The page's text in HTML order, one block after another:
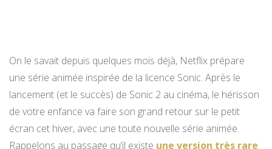
On le savait depuis quelques mois déjà, Netflix prépare
une série animée inspirée de la licence Sonic. Après le
lancement (et le succès) de Sonic 2 au cinéma, le hérisson
de votre enfance va faire son grand retour sur le petit
écran cet hiver, avec une toute nouvelle série animée.
Rappelons au passage qu’il existe une version très rare